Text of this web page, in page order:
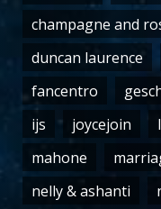
champagne and
duncan laurence
fancentro
ijs
joycejoin
mahone
nelly & ashanti